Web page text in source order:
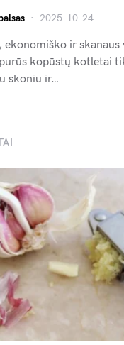
2025-10-24
ekonomiško ir skanaus
kopūstų kotletai
skoniu ir…